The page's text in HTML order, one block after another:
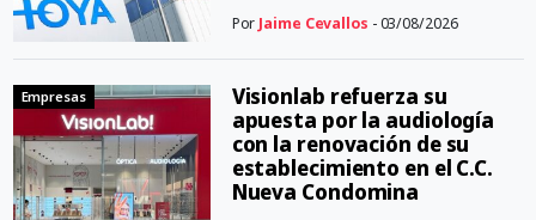
Por Jaime Cevallos - 03/08/2026
Empresas
Visionlab refuerza su
apuesta por la audiología
con la renovación de su
establecimiento en el C.C.
Nueva Condomina